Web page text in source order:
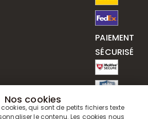
PAIEMENT
SÉCURISÉ
Nos cookies
qui sont de petits fichiers texte
le contenu. Les cookies nous